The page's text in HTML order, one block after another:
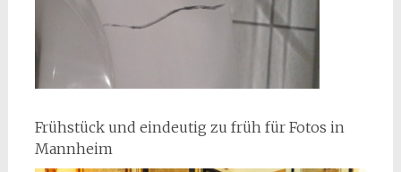
Frühstück und eindeutig zu früh für Fotos in
Mannheim